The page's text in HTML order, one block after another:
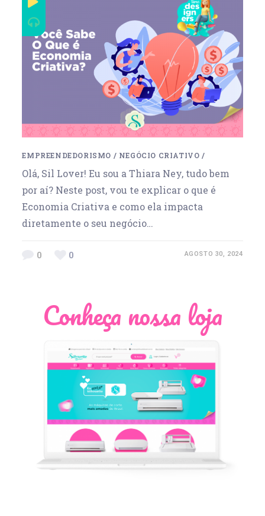
EMPREENDEDORISMO / NEGÓCIO CRIATIVO /
Olá, Sil Lover! Eu sou a Thiara Ney, tudo bem
por aí? Neste post, vou te explicar o que é
Economia Criativa e como ela impacta
diretamente o seu negócio…
0 0 AGOSTO 30, 2024
Conheça nossa loja
Léia Pastori